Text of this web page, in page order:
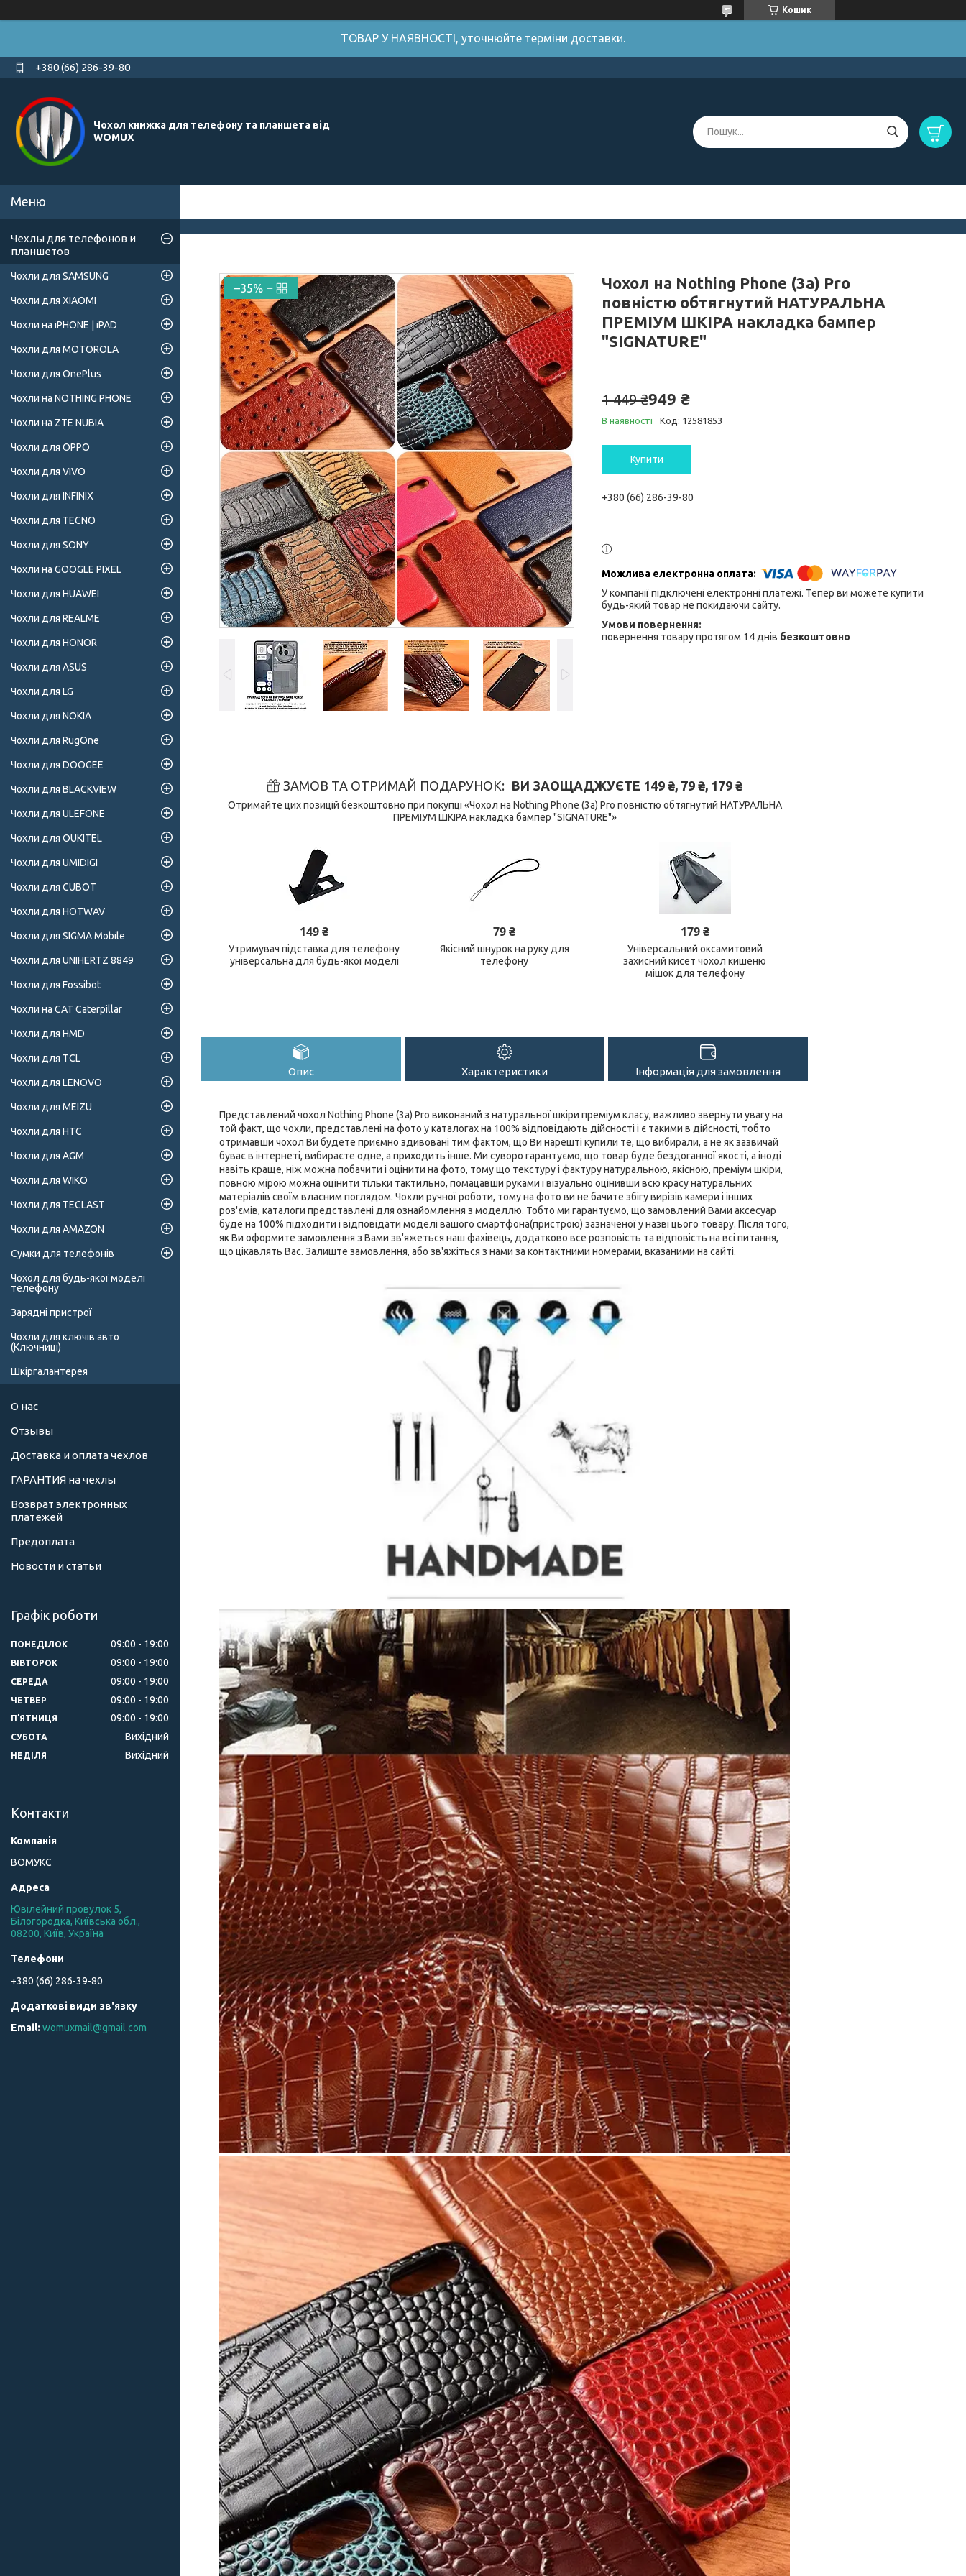
Кошик
ТОВАР У НАЯВНОСТІ, уточнюйте терміни доставки.
+380 (66) 286-39-80
Чохол книжка для телефону та планшета від
WOMUX
–35%
Чохол на Nothing Phone (3a) Pro
повністю обтягнутий НАТУРАЛЬНА
ПРЕМІУМ ШКІРА накладка бампер
"SIGNATURE"
1 449 ₴949 ₴
В наявності Код: 12581853
Купити
+380 (66) 286-39-80
У компанії підключені електронні платежі. Тепер ви можете купити
будь-який товар не покидаючи сайту.
повернення товару протягом 14 днів безкоштовно
ЗАМОВ ТА ОТРИМАЙ ПОДАРУНОК ВИ ЗАОЩАДЖУЄТЕ 149 ₴, 79 ₴, 179 ₴
Отримайте цих позицій безкоштовно при покупці «Чохол на Nothing Phone (3a) Pro повністю обтягнутий НАТУРАЛЬНА
ПРЕМІУМ ШКІРА накладка бампер "SIGNATURE"»
149 ₴
Утримувач підставка для телефону
універсальна для будь-якої моделі
79 ₴
Якісний шнурок на руку для
телефону
179 ₴
Універсальний оксамитовий
захисний кисет чохол кишеню
мішок для телефону
Опис Характеристики Інформація для замовлення
Представлений чохол Nothing Phone (3a) Pro виконаний з натуральної шкіри преміум класу, важливо звернути увагу на
той факт, що чохли, представлені на фото у каталогах на 100% відповідають дійсності і є такими в дійсності, тобто
отримавши чохол Ви будете приємно здивовані тим фактом, що Ви нарешті купили те, що вибирали, а не як зазвичай
буває в інтернеті, вибираєте одне, а приходить інше. Ми суворо гарантуємо, що товар буде бездоганної якості, а іноді
навіть краще, ніж можна побачити і оцінити на фото, тому що текстуру і фактуру натуральною, якісною, преміум шкіри,
повною мірою можна оцінити тільки тактильно, помацавши руками і візуально оцінивши всю красу натуральних
матеріалів своїм власним поглядом. Чохли ручної роботи, тому на фото ви не бачите збігу вирізів камери і інших
роз'ємів, каталоги представлені для ознайомлення з моделлю. Тобто ми гарантуємо, що замовлений Вами аксесуар
буде на 100% підходити і відповідати моделі вашого смартфона(пристрою) зазначеної у назві цього товару. Після того,
як Ви оформите замовлення з Вами зв'яжеться наш фахівець, додатково все розповість та відповість на всі питання,
що цікавлять Вас. Залиште замовлення, або зв'яжіться з нами за контактними номерами, вказаними на сайті.
Чехлы для телефонов и
планшетов
Чохли для SAMSUNG
Чохли для XIAOMI
Чохли на iPHONE | iPAD
Чохли для MOTOROLA
Чохли для OnePlus
Чохли на NOTHING PHONE
Чохли на ZTE NUBIA
Чохли для OPPO
Чохли для VIVO
Чохли для INFINIX
Чохли для TECNO
Чохли для SONY
Чохли на GOOGLE PIXEL
Чохли для HUAWEI
Чохли для REALME
Чохли для HONOR
Чохли для ASUS
Чохли для LG
Чохли для NOKIA
Чохли для RugOne
Чохли для DOOGEE
Чохли для BLACKVIEW
Чохли для ULEFONE
Чохли для OUKITEL
Чохли для UMIDIGI
Чохли для CUBOT
Чохли для HOTWAV
Чохли для SIGMA Mobile
Чохли для UNIHERTZ 8849
Чохли для Fossibot
Чохли на CAT Caterpillar
Чохли для HMD
Чохли для TCL
Чохли для LENOVO
Чохли для MEIZU
Чохли для HTC
Чохли для AGM
Чохли для WIKO
Чохли для TECLAST
Чохли для AMAZON
Сумки для телефонів
Чохол для будь-якої моделі
телефону
Зарядні пристрої
Чохли для ключів авто
(Ключниці)
Шкіргалантерея
О нас
Отзывы
Доставка и оплата чехлов
ГАРАНТИЯ на чехлы
Возврат электронных
платежей
Предоплата
Новости и статьи
Графік роботи
ПОНЕДІЛОК 09:00 19:00
ВІВТОРОК 09:00 19:00
СЕРЕДА 09:00 19:00
ЧЕТВЕР 09:00 19:00
ПʼЯТНИЦЯ 09:00 19:00
СУБОТА Вихідний
НЕДІЛЯ Вихідний
Контакти
ВОМУКС
Ювілейний провулок 5,
Білогородка, Київська обл.,
08200, Київ, Україна
+380 (66) 286-39-80
womuxmail@gmail.com